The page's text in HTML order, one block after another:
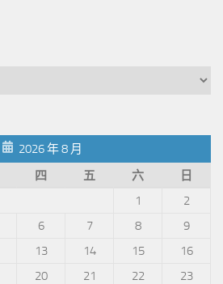
2026 年 8 月
四 五 六
日
1
2
6 7 8
9
13 14 15
16
20 21 22
23